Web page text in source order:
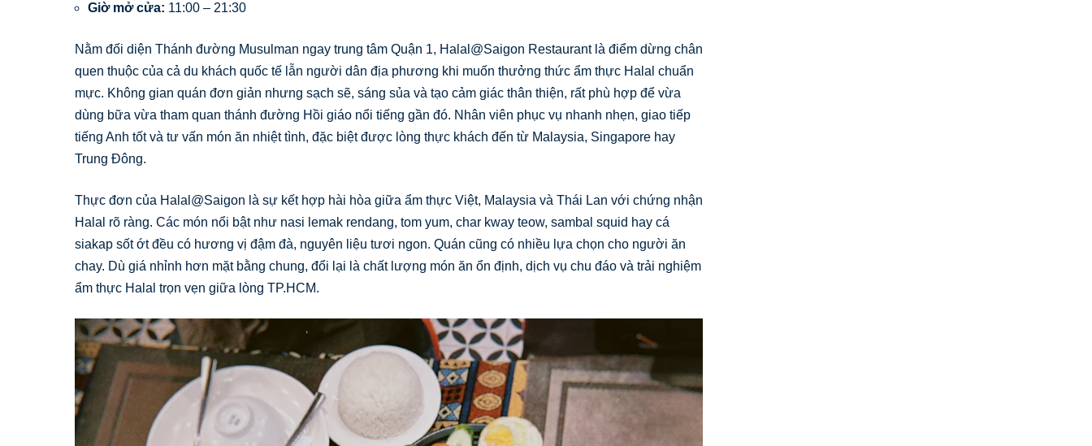
Giờ mở cửa: 11:00 – 21:30
Nằm đối diện Thánh đường Musulman ngay trung tâm Quận 1, Halal@Saigon Restaurant là điểm dừng chân
quen thuộc của cả du khách quốc tế lẫn người dân địa phương khi muốn thưởng thức ẩm thực Halal chuẩn
mực. Không gian quán đơn giản nhưng sạch sẽ, sáng sủa và tạo cảm giác thân thiện, rất phù hợp để vừa
dùng bữa vừa tham quan thánh đường Hồi giáo nổi tiếng gần đó. Nhân viên phục vụ nhanh nhẹn, giao tiếp
tiếng Anh tốt và tư vấn món ăn nhiệt tình, đặc biệt được lòng thực khách đến từ Malaysia, Singapore hay
Trung Đông.
Thực đơn của Halal@Saigon là sự kết hợp hài hòa giữa ẩm thực Việt, Malaysia và Thái Lan với chứng nhận
Halal rõ ràng. Các món nổi bật như nasi lemak rendang, tom yum, char kway teow, sambal squid hay cá
siakap sốt ớt đều có hương vị đậm đà, nguyên liệu tươi ngon. Quán cũng có nhiều lựa chọn cho người ăn
chay. Dù giá nhỉnh hơn mặt bằng chung, đổi lại là chất lượng món ăn ổn định, dịch vụ chu đáo và trải nghiệm
ẩm thực Halal trọn vẹn giữa lòng TP.HCM.